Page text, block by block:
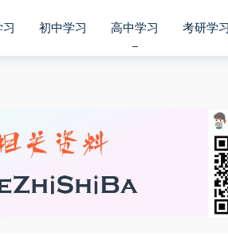
初中学习 高中学习 考研学习